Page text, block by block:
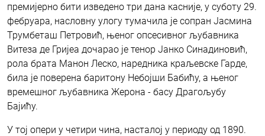
премијерно бити изведено три дана касније, у суботу 29.
фебруара, насловну улогу тумачила је сопран Јасмина
Трумбеташ Петровић, њеног опсесивног љубавника
Витеза де Гријеа дочарао је тенор Јанко Синадиновић,
рола брата Манон Леско, наредника краљевске Гарде,
била је поверена баритону Небојши Бабићу, а њеног
времешног љубавника Жерона - басу Драгољубу
Бајићу.
У тој опери у четири чина, насталој у периоду од 1890.